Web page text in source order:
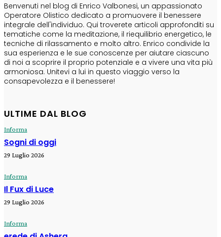
Benvenuti nel blog di Enrico Valbonesi, un appassionato
Operatore Olistico dedicato a promuovere il benessere
integrale dell'individuo. Qui troverete articoli approfonditi su
tematiche come la meditazione, il riequilibrio energetico, le
tecniche di rilassamento e molto altro. Enrico condivide la
sua esperienza e le sue conoscenze per aiutare ciascuno
di noi a scoprire il proprio potenziale e a vivere una vita più
armoniosa. Unitevi a lui in questo viaggio verso la
consapevolezza e il benessere!
ULTIME DAL BLOG
Informa
Sogni di oggi
29 Luglio 2026
Informa
Il Fux di Luce
29 Luglio 2026
Informa